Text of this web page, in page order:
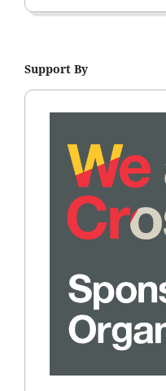
Support By